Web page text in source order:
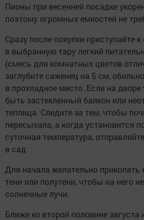
Пионы при весенней посадке
поэтому огромных емкостей не
Сразу после покупки приступайте
в выбранную тару легкий
(смесь для комнатных цветов
заглубите саженец на 5 см,
в прохладное место. Если на
быть застекленный балкон или
теплица. Следите за тем, чтобы
пересыхала, а когда установится
суточная температура,
в сад.
Для начала желательно прикопать
тени или полутени, чтобы на него
солнечные лучи.
Ближе ко второй половине августа